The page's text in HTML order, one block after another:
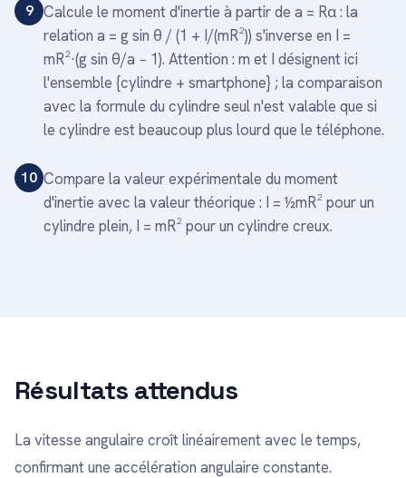
9 Calcule le moment d'inertie à partir de a = Rα : la
relation a = g sin θ / (1 + I/(mR²)) s'inverse en I =
mR²·(g sin θ/a − 1). Attention : m et I désignent ici
l'ensemble {cylindre + smartphone} ; la comparaison
avec la formule du cylindre seul n'est valable que si
le cylindre est beaucoup plus lourd que le téléphone.
10 Compare la valeur expérimentale du moment
d'inertie avec la valeur théorique : I = ½mR² pour un
cylindre plein, I = mR² pour un cylindre creux.
Résultats attendus
La vitesse angulaire croît linéairement avec le temps,
confirmant une accélération angulaire constante.